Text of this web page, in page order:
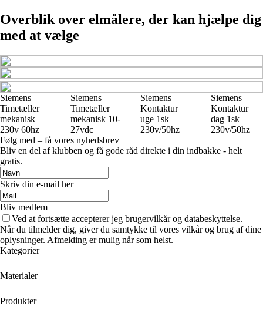
Overblik over elmålere, der kan hjælpe dig
med at vælge
Siemens
Timetæller
mekanisk
230v 60hz
Siemens
Timetæller
mekanisk 10-
27vdc
Siemens
Kontaktur
uge 1sk
230v/50hz
Siemens
Kontaktur
dag 1sk
230v/50hz
Følg med – få vores nyhedsbrev
Bliv en del af klubben og få gode råd direkte i din indbakke - helt
gratis.
Skriv din e-mail her
Bliv medlem
Ved at fortsætte accepterer jeg brugervilkår og databeskyttelse.
Når du tilmelder dig, giver du samtykke til vores vilkår og brug af dine
oplysninger. Afmelding er mulig når som helst.
Kategorier
Materialer
Produkter